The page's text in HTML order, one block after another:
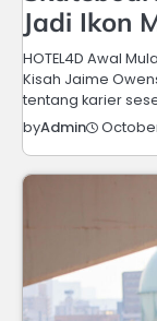
Jadi Ikon
HOTEL4D Awal
Kisah Jaime
tentang karier
byAdmin